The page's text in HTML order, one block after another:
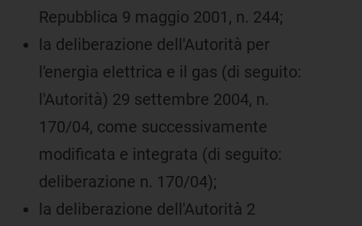
Repubblica 9 maggio 2001, n. 244;
la deliberazione dell'Autorità per
l'energia elettrica e il gas (di seguito:
l'Autorità) 29 settembre 2004, n.
170/04, come successivamente
modificata e integrata (di seguito:
deliberazione n. 170/04);
la deliberazione dell'Autorità 2